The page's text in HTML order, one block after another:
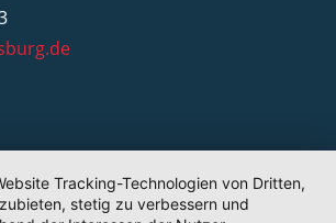
Tracking-Technologien von Dritten,
stetig zu verbessern und